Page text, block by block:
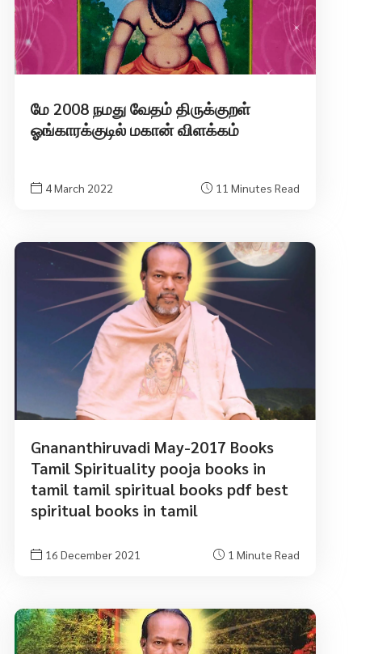
மே 2008 நமது வேதம் திருக்குறள்
ஓங்காரக்குடில் மகான் விளக்கம்
4 March 2022 11 Minutes Read
Gnananthiruvadi May-2017 Books
Tamil Spirituality pooja books in
tamil tamil spiritual books pdf best
spiritual books in tamil
16 December 2021 1 Minute Read